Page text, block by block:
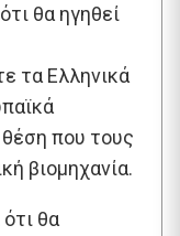
θα ηγηθεί
τα Ελληνικά
που τους
βιομηχανία.
θα